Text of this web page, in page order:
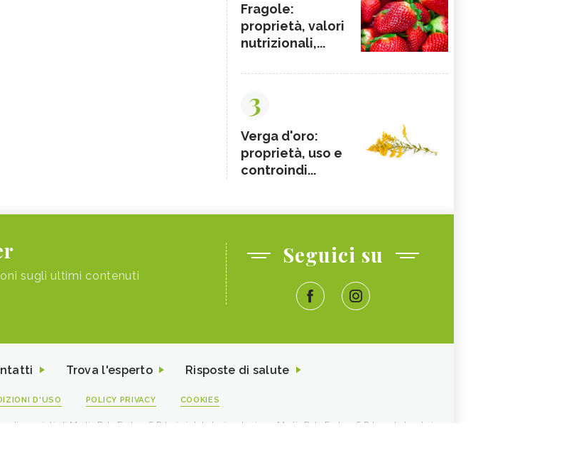
Fragole:
proprietà, valori
nutrizionali,...
3
Verga d'oro:
proprietà, uso e
controindi...
sugli ultimi contenuti
Seguici su
Trova l'esperto Risposte di salute
D'USO POLICY PRIVACY COOKIES
di proprietà di Media Data Factory S.R.L, è vietata la riproduzione. Media Data Factory S.R.L. sede legale in